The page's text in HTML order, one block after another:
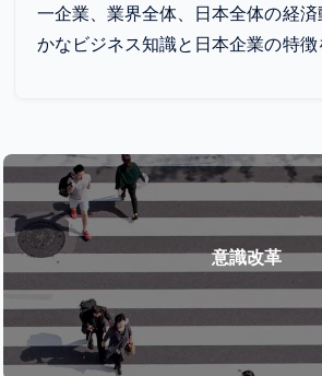
一企業、業界全体、日本全体の経
かなビジネス知識と日本企業の特徴
意識改革